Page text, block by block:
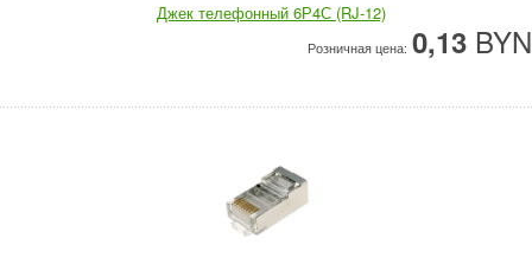
Джек телефонный 6Р4С (RJ-12)
Розничная цена: 0,13 BYN